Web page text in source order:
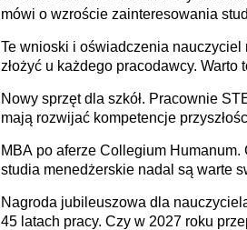
mówi o wzroście zainteresowania
Te wnioski i oświadczenia nauczyciel
złożyć u każdego pracodawcy. Warto
szkolnego 2026/2027
Nowy sprzęt dla szkół. Pracownie
mają rozwijać kompetencje
MBA po aferze Collegium Humanum.
studia menedżerskie nadal są warte
Nagroda jubileuszowa dla
45 latach pracy. Czy w 2027 roku